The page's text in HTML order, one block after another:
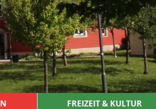
FREIZEIT & KULTUR